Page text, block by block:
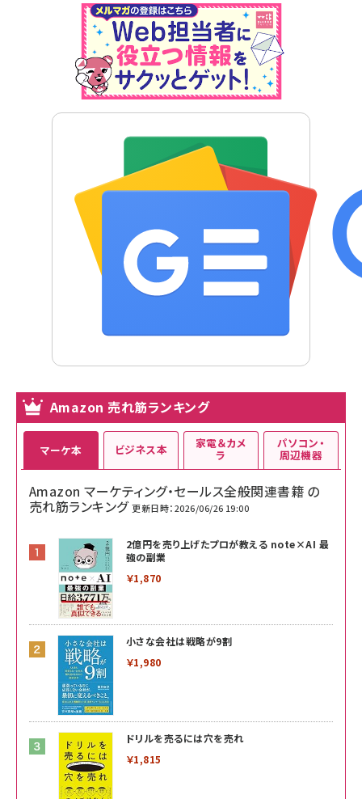
Amazon 売れ筋ランキング
マーケ本
Amazon マーケティング・セールス全般関連書籍 の
売れ筋ランキング 更新日時：2026/06/26 19:00
2億円を売り上げたプロが教える note×AI 最
強の副業
￥1,870
小さな会社は戦略が9割
￥1,980
ドリルを売るには穴を売れ
￥1,815
ビジネス本 家電＆カメ
ラ
パソコン・
周辺機器